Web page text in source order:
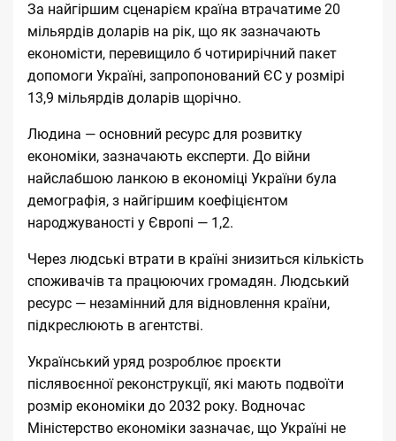
За найгіршим сценарієм країна втрачатиме 20
мільярдів доларів на рік, що як зазначають
економісти, перевищило б чотирирічний пакет
допомоги Україні, запропонований ЄС у розмірі
13,9 мільярдів доларів щорічно.
Людина — основний ресурс для розвитку
економіки, зазначають експерти. До війни
найслабшою ланкою в економіці України була
демографія, з найгіршим коефіцієнтом
народжуваності у Європі — 1,2.
Через людські втрати в країні знизиться кількість
споживачів та працюючих громадян. Людський
ресурс — незамінний для відновлення країни,
підкреслюють в агентстві.
Український уряд розроблює проєкти
післявоєнної реконструкції, які мають подвоїти
розмір економіки до 2032 року. Водночас
Міністерство економіки зазначає, що Україні не